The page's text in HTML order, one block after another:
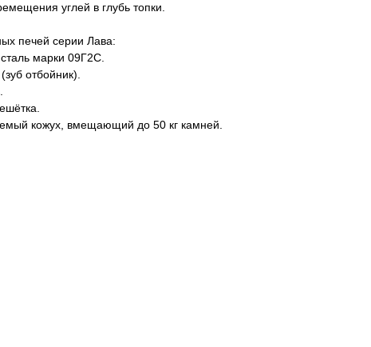
углей в глубь топки.
печей серии Лава:
марки 09Г2С.
отбойник).
кожух, вмещающий до 50 кг камней.